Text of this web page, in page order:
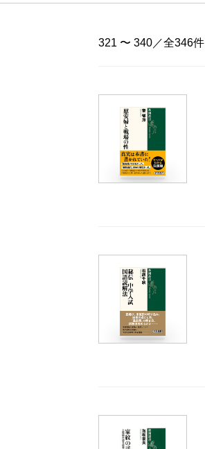
321 〜 340／全346件